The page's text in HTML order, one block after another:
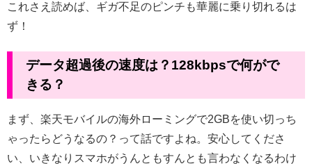
これさえ読めば、ギガ不足のピンチも華麗に乗り切れるは
ず！
データ超過後の速度は？128kbpsで何がで
きる？
まず、楽天モバイルの海外ローミングで2GBを使い切っち
ゃったらどうなるの？って話ですよね。安心してくださ
い、いきなりスマホがうんともすんとも言わなくなるわけ